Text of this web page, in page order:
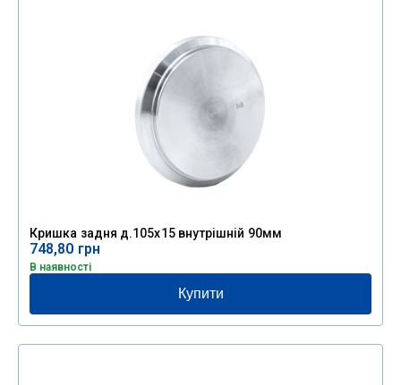
Кришка задня д.105х15 внутрішній 90мм
748,80 грн
В наявності
Купити